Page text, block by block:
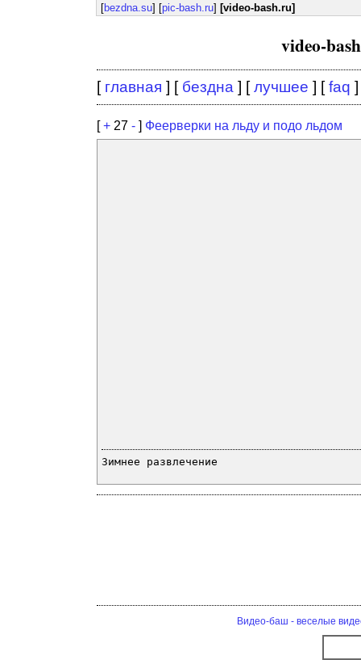
[bezdna.su] [pic-bash.ru] [video-bash.ru]
video-
[ главная ] [ бездна ] [лучшее ] [faq ]
[+ 27 - ] Феерверки на льду и подо льдом
Зимнее развлечение
Видео-баш - веселые